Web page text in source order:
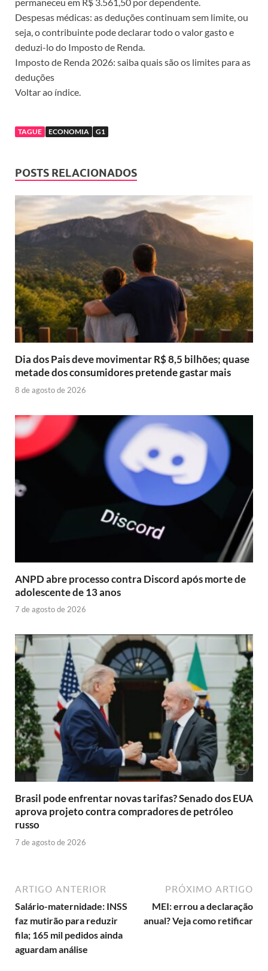
permaneceu em R$ 3.561,50 por dependente.
Despesas médicas: as deduções continuam sem limite, ou
seja, o contribuinte pode declarar todo o valor gasto e
deduzi-lo do Imposto de Renda.
Imposto de Renda 2026: saiba quais são os limites para as
deduções
Voltar ao índice.
TAGUE ECONOMIA G1
POSTS RELACIONADOS
Dia dos Pais deve movimentar R$ 8,5 bilhões; quase
metade dos consumidores pretende gastar mais
8 de agosto de 2026
ANPD abre processo contra Discord após morte de
adolescente de 13 anos
7 de agosto de 2026
Brasil pode enfrentar novas tarifas? Senado dos EUA
aprova projeto contra compradores de petróleo
russo
7 de agosto de 2026
ARTIGO ANTERIOR
Salário-maternidade: INSS
faz mutirão para reduzir
fila; 165 mil pedidos ainda
aguardam análise
PRÓXIMO ARTIGO
MEI: errou a declaração
anual? Veja como retificar